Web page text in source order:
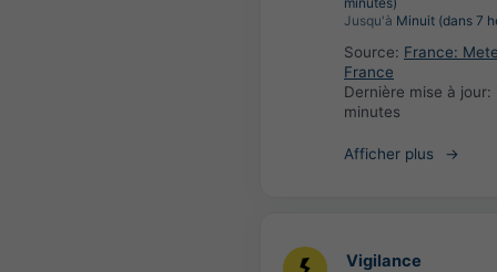
Jusqu'à Minuit (dans 7
Source: France:
France
Dernière mise à jour:
minutes
Afficher plus
Vigilance